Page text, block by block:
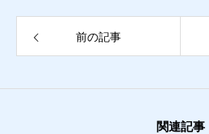
前の記事
関連記事